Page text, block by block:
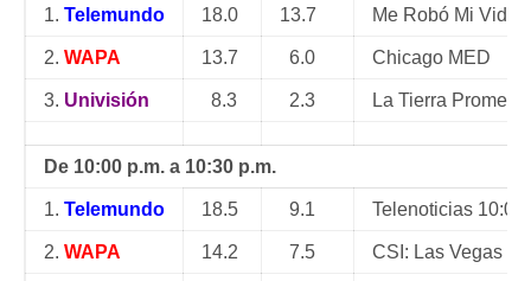
1. Telemundo 18.0 13.7 Me Robó Mi Vida
2. WAPA 13.7 6.0 Chicago MED
3. Univisión 8.3 2.3 La Tierra
De 10:00 p.m. a 10:30 p.m.
1. Telemundo 18.5 9.1 Telenoticias 10:00
2. WAPA 14.2 7.5 CSI: Las Vegas